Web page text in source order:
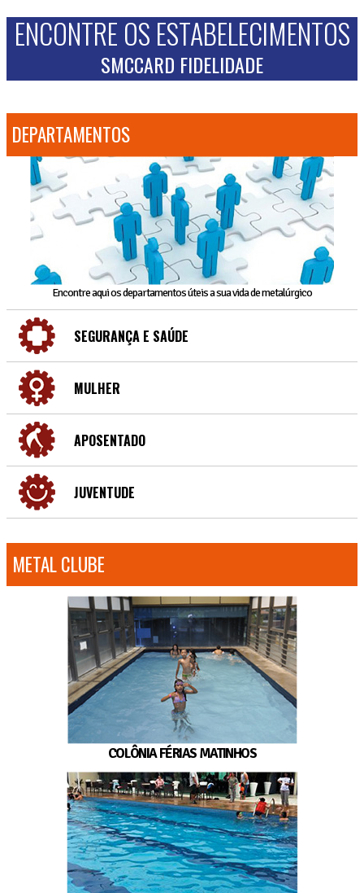
ENCONTRE OS ESTABELECIMENTOS
SMCCARD FIDELIDADE
DEPARTAMENTOS
Encontre aqui os departamentos úteis a sua vida de metalúrgico
SEGURANÇA E SAÚDE
MULHER
APOSENTADO
JUVENTUDE
METAL CLUBE
COLÔNIA FÉRIAS MATINHOS